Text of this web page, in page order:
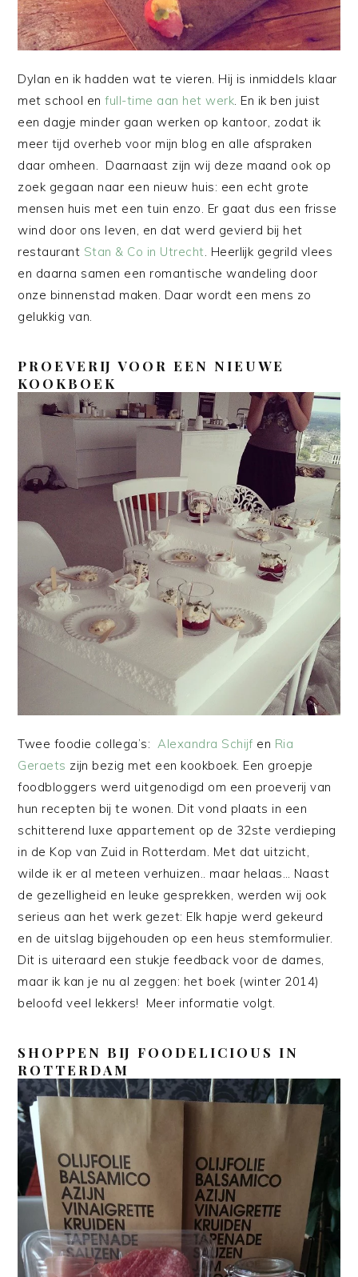
Dylan en ik hadden wat te vieren. Hij is inmiddels klaar
met school enfull-time aan het werk. En ik ben juist
een dagje minder gaan werken op kantoor, zodat ik
meer tijd overheb voor mijn blog en alle afspraken
daar omheen. Daarnaast zijn wij deze maand ook op
zoek gegaan naar een nieuw huis: een echt grote
mensen huis met een tuin enzo. Er gaat dus een frisse
wind door ons leven, en dat werd gevierd bij het
restaurant Stan & Co in Utrecht. Heerlijk gegrild vlees
en daarna samen een romantische wandeling door
onze binnenstad maken. Daar wordt een mens zo
gelukkig van.
PROEVERIJ VOOR EEN NIEUWE
KOOKBOEK
Twee foodie collega’s: Alexandra Schijf en Ria
Geraets zijn bezig met een kookboek. Een groepje
foodbloggers werd uitgenodigd om een proeverij van
hun recepten bij te wonen. Dit vond plaats in een
schitterend luxe appartement op de 32ste verdieping
in de Kop van Zuid in Rotterdam. Met dat uitzicht,
wilde ik er al meteen verhuizen.. maar helaas… Naast
de gezelligheid en leuke gesprekken, werden wij ook
serieus aan het werk gezet: Elk hapje werd gekeurd
en de uitslag bijgehouden op een heus stemformulier.
Dit is uiteraard een stukje feedback voor de dames,
maar ik kan je nu al zeggen: het boek (winter 2014)
beloofd veel lekkers! Meer informatie volgt.
SHOPPEN BIJ FOODELICIOUS IN
ROTTERDAM